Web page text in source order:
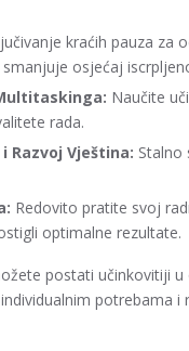
kraćih pauza za
osjećaj
Naučite
rada.
Razvoj Vještina: Stalno
Redovito pratite svoj
optimalne rezultate.
postati učinkovitiji
potrebama i